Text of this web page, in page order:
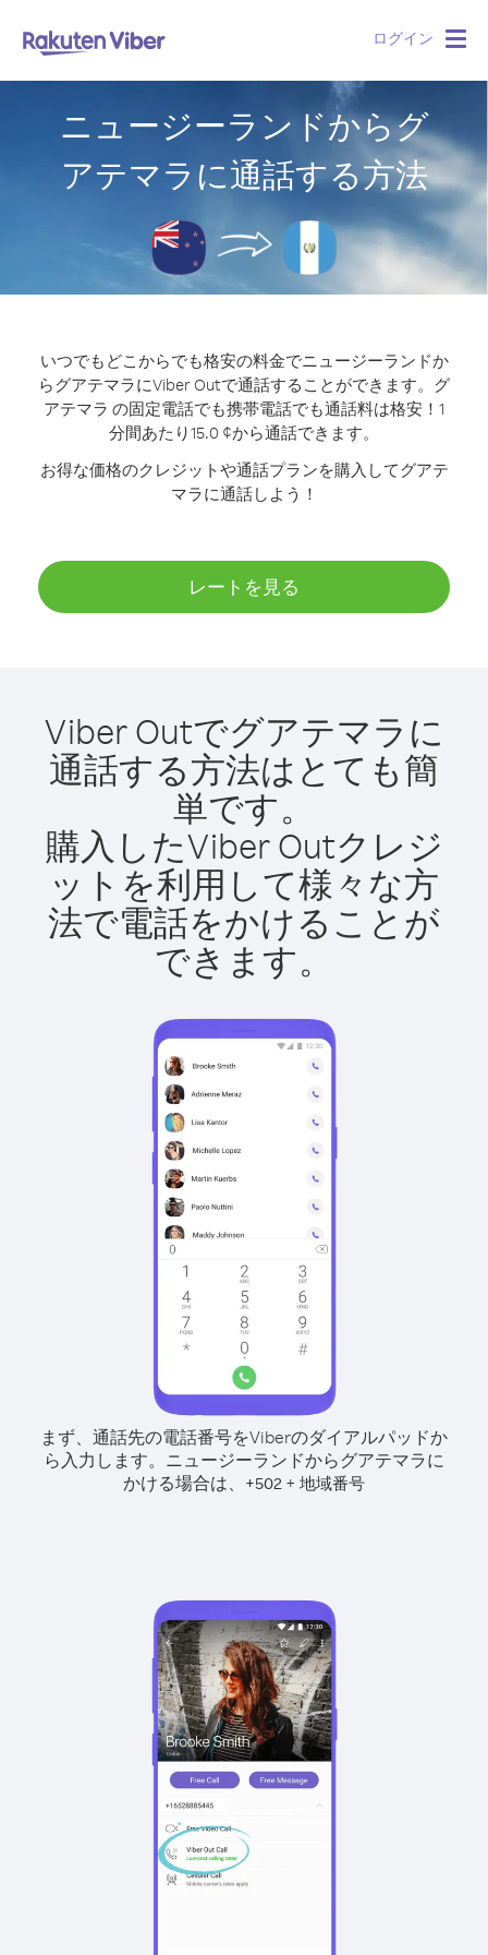
ログイン
ニュージーランドからグ
アテマラに通話する方法
いつでもどこからでも格安の料金でニュージーランドか
らグアテマラにViber Outで通話することができます。 グ
アテマラ の固定電話でも携帯電話でも通話料は格安！1
分間あたり15.0 ¢から通話できます。
お得な価格のクレジットや通話プランを購入してグアテ
マラに通話しよう！
レートを見る
Viber Outでグアテマラに
通話する方法はとても簡
単です。
購入したViber Outクレジ
ットを利用して様々な方
法で電話をかけることが
できます。
まず、通話先の電話番号をViberのダイアルパッドか
ら入力します。 ニュージーランドからグアテマラに
かける場合は、 +502 + 地域番号